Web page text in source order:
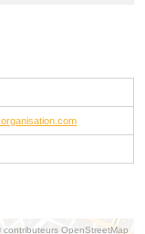
contributeurs OpenStreetMap